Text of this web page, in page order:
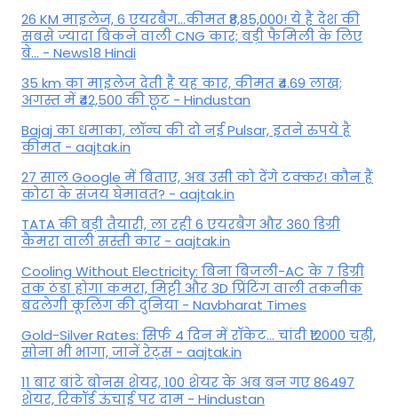
26 KM माइलेज, 6 एयरबैग...कीमत ₹8,85,000! ये है देश की
सबसे ज्यादा बिकने वाली CNG कार; बड़ी फैमिली के लिए
बे... - News18 Hindi
35 km का माइलेज देती है यह कार, कीमत ₹4.69 लाख;
अगस्त में ₹42,500 की छूट - Hindustan
Bajaj का धमाका, लॉन्च की दो नई Pulsar, इतने रुपये है
कीमत - aajtak.in
27 साल Google में बिताए, अब उसी को देंगे टक्कर! कौन हैं
कोटा के संजय घेमावत? - aajtak.in
TATA की बड़ी तैयारी, ला रही 6 एयरबैग और 360 डिग्री
कैमरा वाली सस्ती कार - aajtak.in
Cooling Without Electricity: बिना बिजली-AC के 7 डिग्री
तक ठंडा होगा कमरा, मिट्टी और 3D प्रिंटिंग वाली तकनीक
बदलेगी कूलिंग की दुनिया - Navbharat Times
Gold-Silver Rates: सिर्फ 4 दिन में रॉकेट... चांदी ₹12000 चढ़ी,
सोना भी भागा, जानें रेट्स - aajtak.in
11 बार बांटे बोनस शेयर, 100 शेयर के अब बन गए 86497
शेयर, रिकॉर्ड ऊंचाई पर दाम - Hindustan